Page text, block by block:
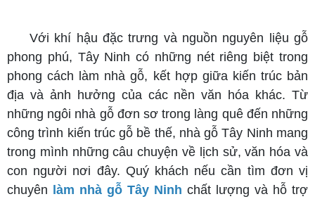
Với khí hậu đặc trưng và nguồn nguyên liệu gỗ
phong phú, Tây Ninh có những nét riêng biệt trong
phong cách làm nhà gỗ, kết hợp giữa kiến trúc bản
địa và ảnh hưởng của các nền văn hóa khác. Từ
những ngôi nhà gỗ đơn sơ trong làng quê đến những
công trình kiến trúc gỗ bề thế, nhà gỗ Tây Ninh mang
trong mình những câu chuyện về lịch sử, văn hóa và
con người nơi đây. Quý khách nếu cần tìm đơn vị
chuyên
làm nhà gỗ Tây Ninh chất lượng và hỗ trợ